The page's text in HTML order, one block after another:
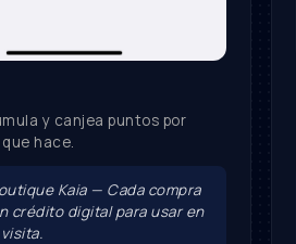
y canjea puntos por
hace.
Kaia — Cada compra
crédito digital para usar en